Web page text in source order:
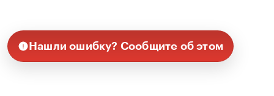
Нашли ошибку? Сообщите об этом